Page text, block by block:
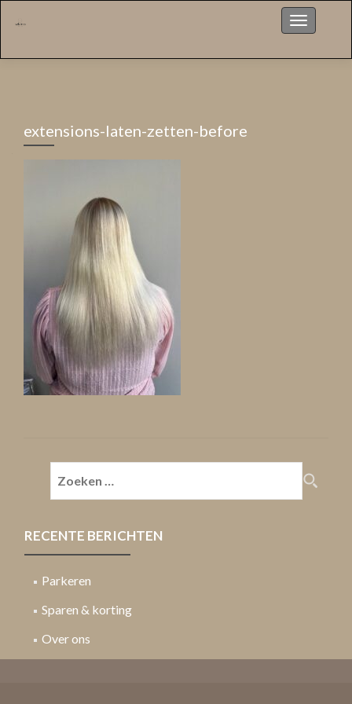
Menu
extensions-laten-zetten-before
naar:
RECENTE BERICHTEN
Parkeren
Sparen & korting
Over ons